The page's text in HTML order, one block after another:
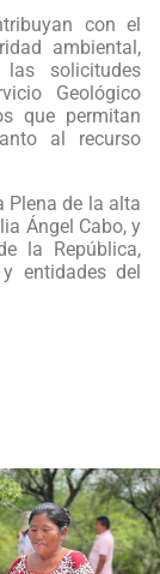
con el
ambiental,
solicitudes
Geológico
que permitan
al recurso
Plena de la alta
Ángel Cabo, y
la República,
entidades del